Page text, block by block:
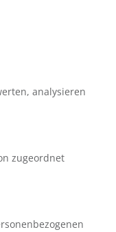
analysieren
zugeordnet